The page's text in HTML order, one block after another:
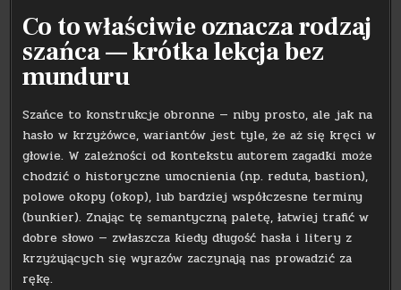
Co to właściwie oznacza rodzaj
szańca — krótka lekcja bez
munduru
Szańce to konstrukcje obronne — niby prosto, ale jak na
hasło w krzyżówce, wariantów jest tyle, że aż się kręci w
głowie. W zależności od kontekstu autorem zagadki może
chodzić o historyczne umocnienia (np. reduta, bastion),
polowe okopy (okop), lub bardziej współczesne terminy
(bunkier). Znając tę semantyczną paletę, łatwiej trafić w
dobre słowo — zwłaszcza kiedy długość hasła i litery z
krzyżujących się wyrazów zaczynają nas prowadzić za
rękę.